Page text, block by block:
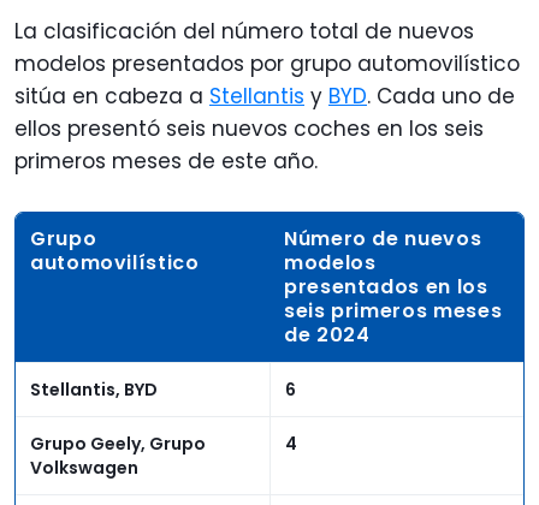
La clasificación del número total de nuevos
modelos presentados por grupo automovilístico
sitúa en cabeza a Stellantis y BYD. Cada uno de
ellos presentó seis nuevos coches en los seis
primeros meses de este año.
Grupo
automovilístico
Número de nuevos
modelos
presentados en los
seis primeros meses
de 2024
Stellantis, BYD 6
Grupo Geely, Grupo
Volkswagen
4